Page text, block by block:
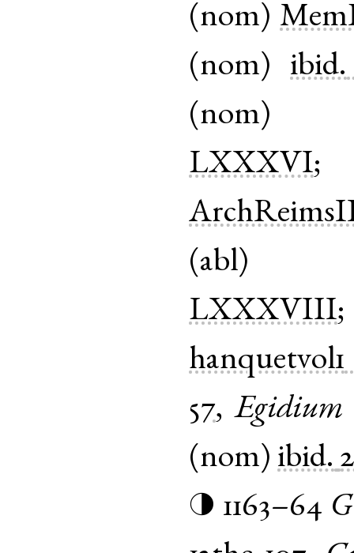
(nom)
(nom) ibid.
(nom
LXXXVI
(abl
LXXXVIII
hanquetvol1
57,Egidium
(nom) ibid.
◑ 1163–64